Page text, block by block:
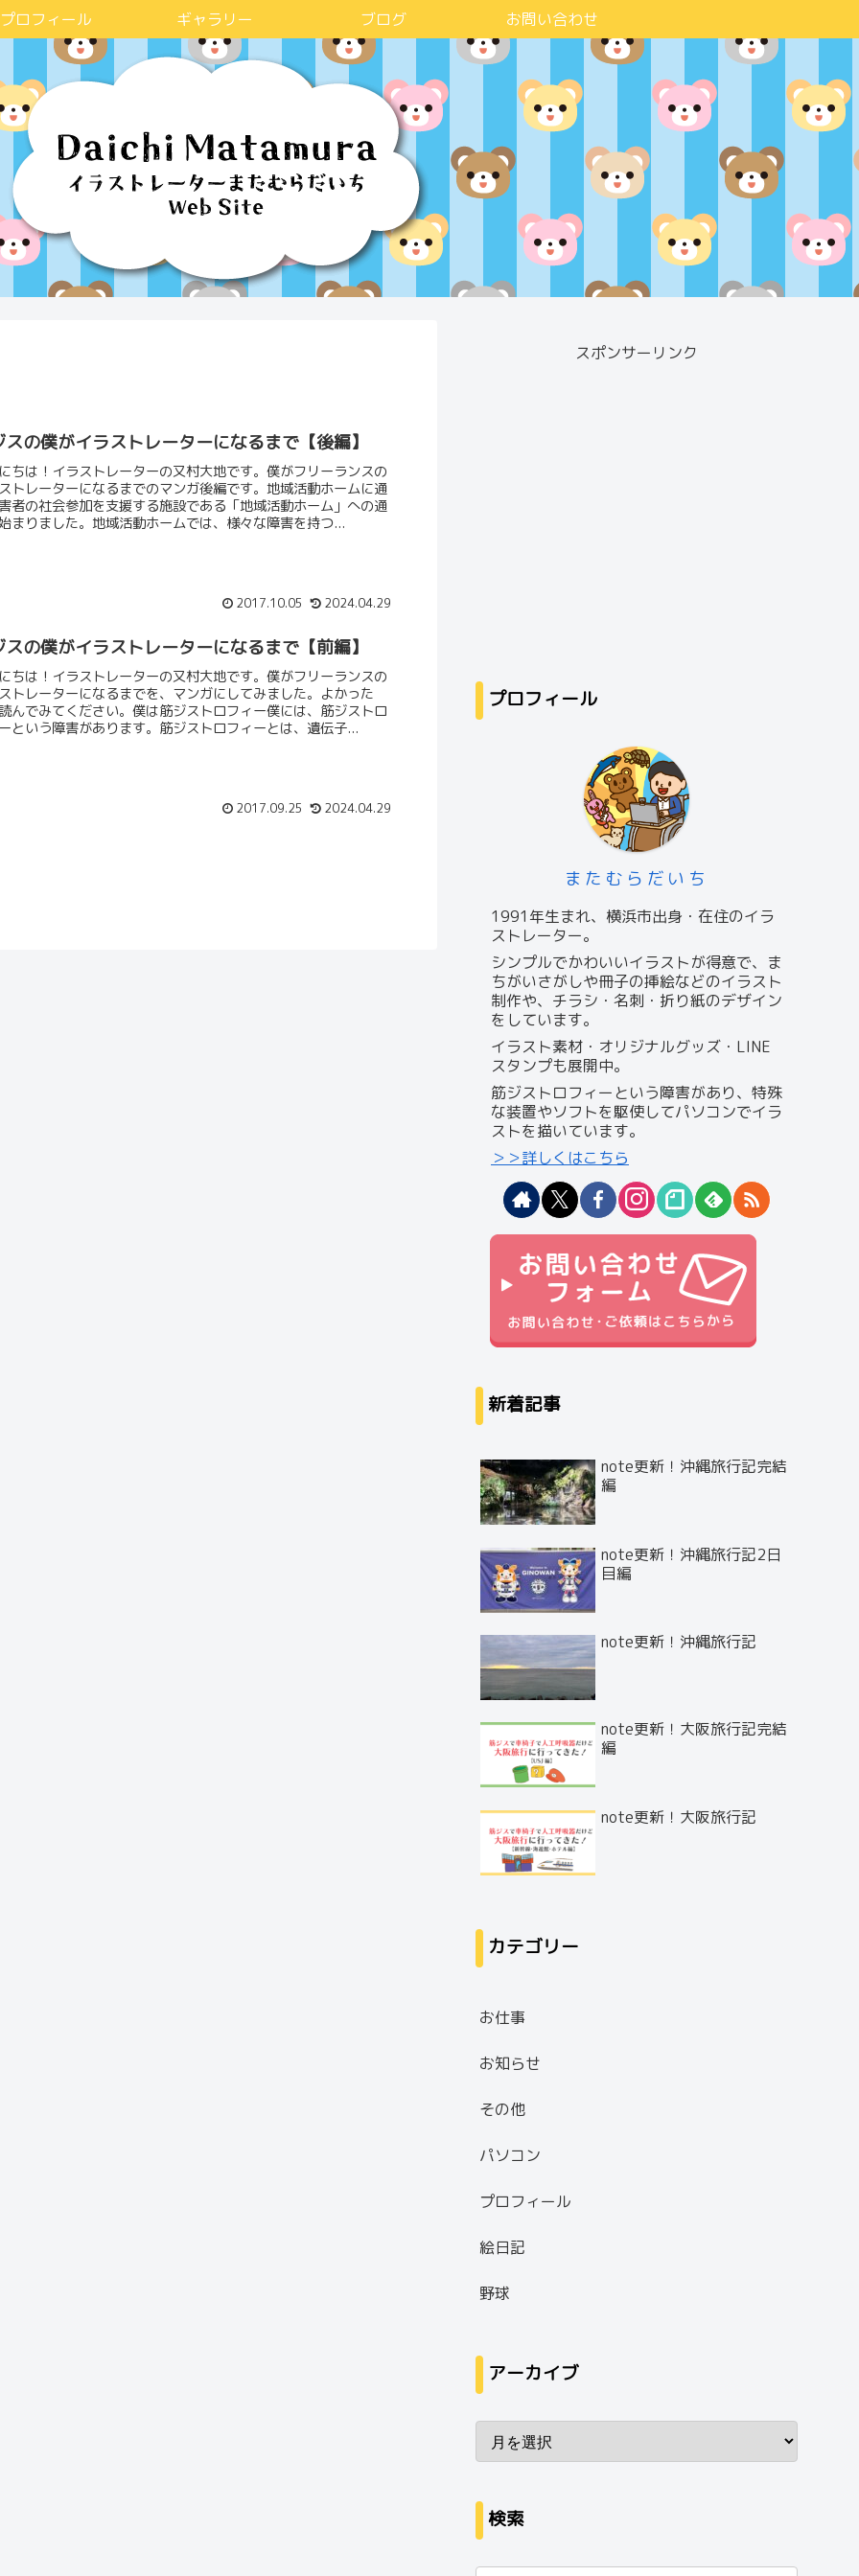
プロフィール ギャラリー ブログ お問い合わせ
スの僕がイラストレーターになるまで【後編】
ちは！イラストレーターの又村大地です。僕がフリーランスの
トレーターになるまでのマンガ後編です。地域活動ホームに通
者の社会参加を支援する施設である「地域活動ホーム」への通
まりました。地域活動ホームでは、様々な障害を持つ...
2017.10.05 2024.04.29
スの僕がイラストレーターになるまで【前編】
ちは！イラストレーターの又村大地です。僕がフリーランスの
トレーターになるまでを、マンガにしてみました。よかった
んでみてください。僕は筋ジストロフィー僕には、筋ジストロ
という障害があります。筋ジストロフィーとは、遺伝子...
2017.09.25 2024.04.29
スポンサーリンク
プロフィール
またむらだいち
1991年生まれ、横浜市出身・在住のイラ
ストレーター。
シンプルでかわいいイラストが得意で、ま
ちがいさがしや冊子の挿絵などのイラスト
制作や、チラシ・名刺・折り紙のデザイン
をしています。
イラスト素材・オリジナルグッズ・LINE
スタンプも展開中。
筋ジストロフィーという障害があり、特殊
な装置やソフトを駆使してパソコンでイラ
ストを描いています。
＞＞詳しくはこちら
新着記事
note更新！沖縄旅行記完結
編
note更新！沖縄旅行記2日
目編
note更新！沖縄旅行記
note更新！大阪旅行記完結
編
note更新！大阪旅行記
カテゴリー
お仕事
お知らせ
その他
パソコン
プロフィール
絵日記
野球
アーカイブ
検索